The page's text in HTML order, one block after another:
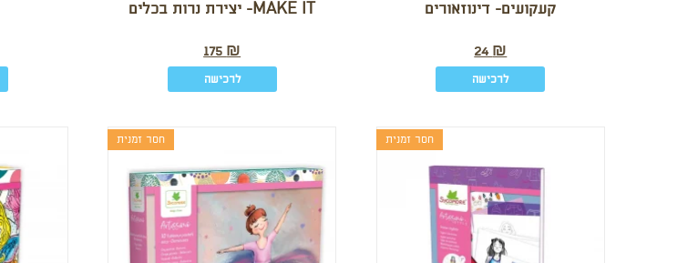
קעקועים- דינוזאורים
24 ₪
לרכישה
MAKE IT- יצירת נרות בכלים
175 ₪
לרכישה
חסר זמנית חסר זמנית